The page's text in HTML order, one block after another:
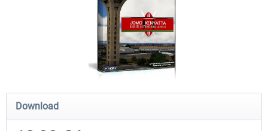
Holiday Airports FSDG LITE - Dakar
Download